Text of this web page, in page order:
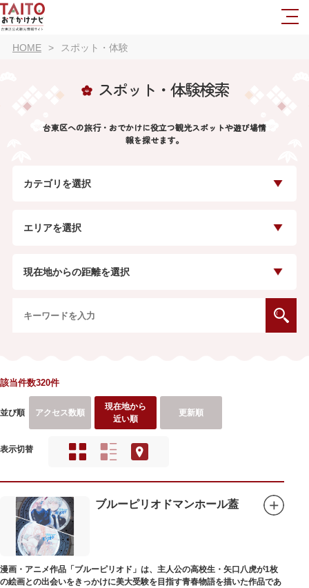
HOME スポット・体験
スポット・体験検索
台東区への旅行・おでかけに役立つ観光スポットや遊び場情
報を探せます。
カテゴリを選択
エリアを選択
現在地からの距離を選択
該当件数320件
並び順 アクセス数順
現在地から
近い順
更新順
表示切替
ブルーピリオドマンホール蓋
漫画・アニメ作品「ブルーピリオド」は、主人公の高校生・矢口八虎が1枚
の絵画との出会いをきっかけに美大受験を目指す青春物語を描いた作品であ